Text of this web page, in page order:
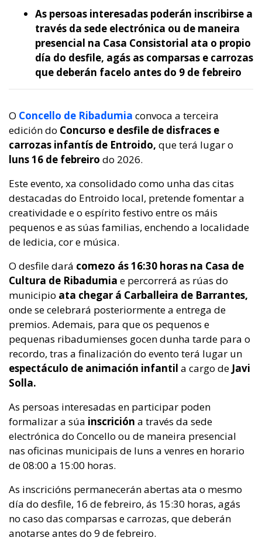
As persoas interesadas poderán inscribirse a
través da sede electrónica ou de maneira
presencial na Casa Consistorial ata o propio
día do desfile, agás as comparsas e carrozas
que deberán facelo antes do 9 de febreiro
O Concello de Ribadumia convoca a terceira
edición do Concurso e desfile de disfraces e
carrozas infantís de Entroido, que terá lugar o
luns 16 de febreiro do 2026.
Este evento, xa consolidado como unha das citas
destacadas do Entroido local, pretende fomentar a
creatividade e o espírito festivo entre os máis
pequenos e as súas familias, enchendo a localidade
de ledicia, cor e música.
O desfile dará comezo ás 16:30 horas na Casa de
Cultura de Ribadumia e percorrerá as rúas do
municipio ata chegar á Carballeira de Barrantes,
onde se celebrará posteriormente a entrega de
premios. Ademais, para que os pequenos e
pequenas ribadumienses gocen dunha tarde para o
recordo, tras a finalización do evento terá lugar un
espectáculo de animación infantil a cargo de Javi
Solla.
As persoas interesadas en participar poden
formalizar a súa inscrición a través da sede
electrónica do Concello ou de maneira presencial
nas oficinas municipais de luns a venres en horario
de 08:00 a 15:00 horas.
As inscricións permanecerán abertas ata o mesmo
día do desfile, 16 de febreiro, ás 15:30 horas, agás
no caso das comparsas e carrozas, que deberán
anotarse antes do 9 de febreiro.